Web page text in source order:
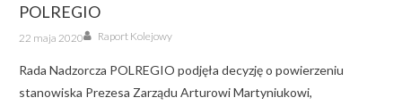
POLREGIO
Posted
on
22 maja 2020 Author
Raport Kolejowy
Rada Nadzorcza POLREGIO podjęła decyzję o powierzeniu
stanowiska Prezesa Zarządu Arturowi Martyniukowi,